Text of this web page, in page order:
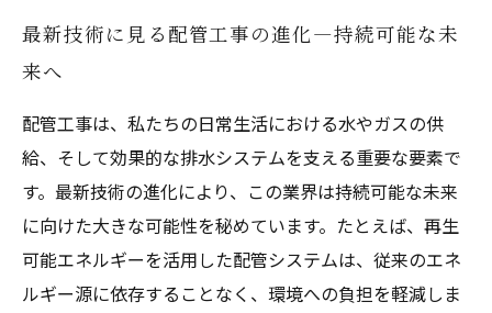
最新技術に見る配管工事の進化—持続可能な未
来へ
配管工事は、私たちの日常生活における水やガスの供
給、そして効果的な排水システムを支える重要な要素で
す。最新技術の進化により、この業界は持続可能な未来
に向けた大きな可能性を秘めています。たとえば、再生
可能エネルギーを活用した配管システムは、従来のエネ
ルギー源に依存することなく、環境への負担を軽減しま